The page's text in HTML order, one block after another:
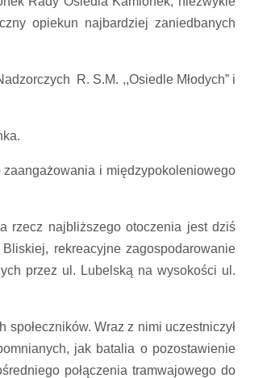
opiekun najbardziej zaniedbanych
R. S.M. ,,Osiedle Młodych” i
zaangażowania i międzypokoleniowego
rzecz najbliższego otoczenia jest dziś
rekreacyjne zagospodarowanie
przez ul. Lubelską na wysokości ul.
Wraz z nimi uczestniczył
jak batalia o pozostawienie
połączenia tramwajowego do